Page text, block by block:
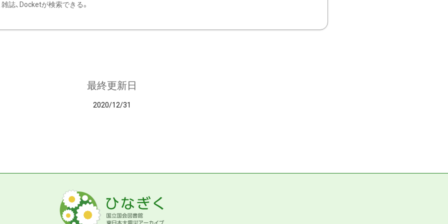
雑誌、Docketが検索できる。
最終更新日
2020/12/31